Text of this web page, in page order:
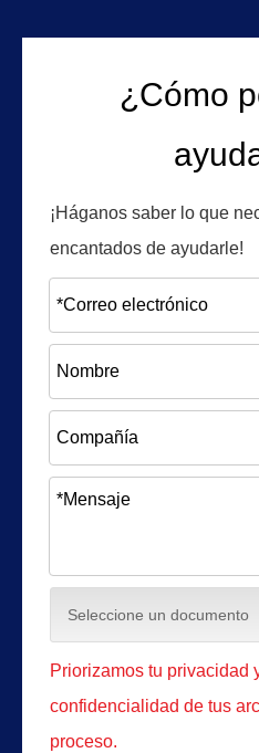
¿Cómo
¡Háganos saber lo que
encantados de ayudarle!
Seleccione un documento
Priorizamos tu privacidad
confidencialidad de tus
proceso.